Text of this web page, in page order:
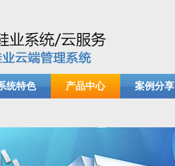
统特色 产品中心 案例分享